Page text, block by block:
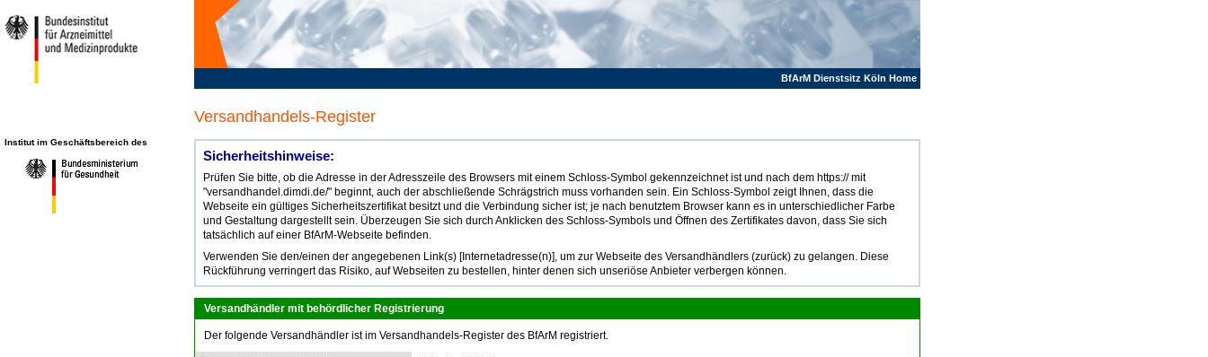
BfArM Dienstsitz Köln Home
Institut im Geschäftsbereich des
Versandhandels-Register
Sicherheitshinweise:
Prüfen Sie bitte, ob die Adresse in der Adresszeile des Browsers mit einem Schloss-Symbol gekennzeichnet ist und nach dem https:// mit
"versandhandel.dimdi.de/" beginnt, auch der abschließende Schrägstrich muss vorhanden sein. Ein Schloss-Symbol zeigt Ihnen, dass die
Webseite ein gültiges Sicherheitszertifikat besitzt und die Verbindung sicher ist; je nach benutztem Browser kann es in unterschiedlicher Farbe
und Gestaltung dargestellt sein. Überzeugen Sie sich durch Anklicken des Schloss-Symbols und Öffnen des Zertifikates davon, dass Sie sich
tatsächlich auf einer BfArM-Webseite befinden.
Verwenden Sie den/einen der angegebenen Link(s) [Internetadresse(n)], um zur Webseite des Versandhändlers (zurück) zu gelangen. Diese
Rückführung verringert das Risiko, auf Webseiten zu bestellen, hinter denen sich unseriöse Anbieter verbergen können.
Versandhändler mit behördlicher Registrierung
Der folgende Versandhändler ist im Versandhandels-Register des BfArM registriert.